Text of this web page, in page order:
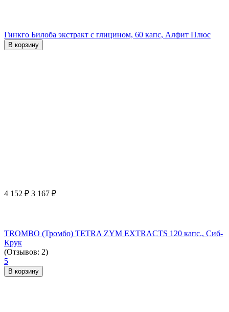
Гинкго Билоба экстракт с глицином, 60 капс, Алфит Плюс
В корзину
4 152 ₽ 3 167 ₽
TROMBO (Тромбо) TETRA ZYM EXTRACTS 120 капс., Сиб-
Крук
(Отзывов: 2)
5
В корзину